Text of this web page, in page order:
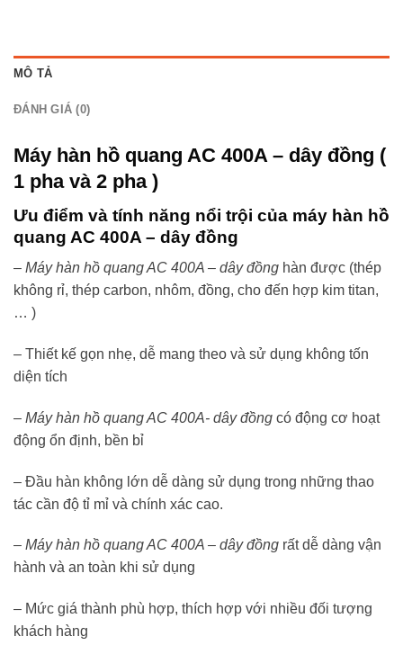
MÔ TẢ
ĐÁNH GIÁ (0)
Máy hàn hồ quang AC 400A – dây đồng (
1 pha và 2 pha )
Ưu điểm và tính năng nổi trội của máy hàn hồ
quang AC 400A – dây đồng
– Máy hàn hồ quang AC 400A – dây đồng hàn được (thép
không rỉ, thép carbon, nhôm, đồng, cho đến hợp kim titan,
… )
– Thiết kế gọn nhẹ, dễ mang theo và sử dụng không tốn
diện tích
– Máy hàn hồ quang AC 400A- dây đồng có động cơ hoạt
động ổn định, bền bỉ
– Đầu hàn không lớn dễ dàng sử dụng trong những thao
tác cần độ tỉ mỉ và chính xác cao.
– Máy hàn hồ quang AC 400A – dây đồng rất dễ dàng vận
hành và an toàn khi sử dụng
– Mức giá thành phù hợp, thích hợp với nhiều đối tượng
khách hàng